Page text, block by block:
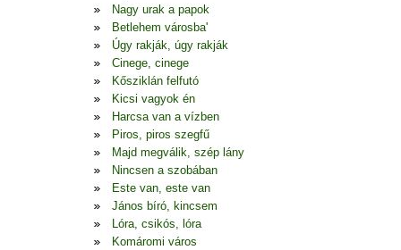
Nagy urak a papok
Betlehem városba'
Úgy rakják, úgy rakják
Cinege, cinege
Kősziklán felfutó
Kicsi vagyok én
Harcsa van a vízben
Piros, piros szegfű
Majd megválik, szép lány
Nincsen a szobában
Este van, este van
János bíró, kincsem
Lóra, csikós, lóra
Komáromi város